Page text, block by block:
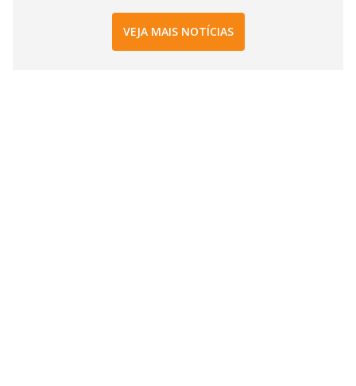
VEJA MAIS NOTÍCIAS